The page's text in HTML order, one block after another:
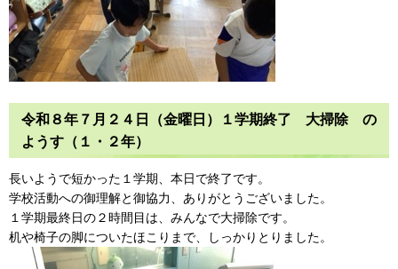
令和８年７月２４日（金曜日）１学期終了 大掃除 の
ようす（１・２年）
長いようで短かった１学期、本日で終了です。
学校活動への御理解と御協力、ありがとうございました。
１学期最終日の２時間目は、みんなで大掃除です。
机や椅子の脚についたほこりまで、しっかりとりました。